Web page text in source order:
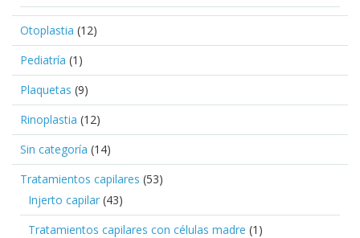
Otoplastia (12)
Pediatría (1)
Plaquetas (9)
Rinoplastia (12)
Sin categoría (14)
Tratamientos capilares (53)
Injerto capilar (43)
Tratamientos capilares con células madre (1)